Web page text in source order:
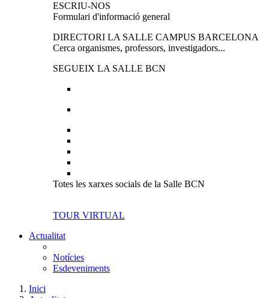
ESCRIU-NOS
Formulari d'informació general
DIRECTORI LA SALLE CAMPUS BARCELONA
Cerca organismes, professors, investigadors...
SEGUEIX LA SALLE BCN
Totes les xarxes socials de la Salle BCN
TOUR VIRTUAL
Actualitat
Notícies
Esdeveniments
Inici